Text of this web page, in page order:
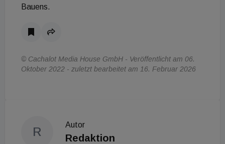
Bauens.
© Cachalot Media House GmbH - Veröffentlicht am 06.
Oktober 2022 - zuletzt bearbeitet am 16. Februar 2026
R
Autor
Redaktion